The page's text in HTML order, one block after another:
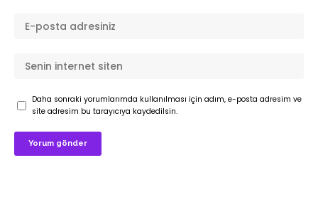
Daha sonraki yorumlarımda kullanılması için adım, e-posta adresim ve
site adresim bu tarayıcıya kaydedilsin.